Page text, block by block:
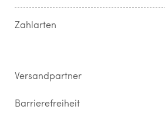
Widerrufsrecht & Rückgabebedingungen
Zahlarten
Versandpartner
Barrierefreiheit